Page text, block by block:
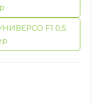
F1 0,5